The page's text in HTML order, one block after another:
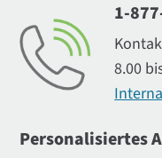
1-
8.00
Personalisiertes